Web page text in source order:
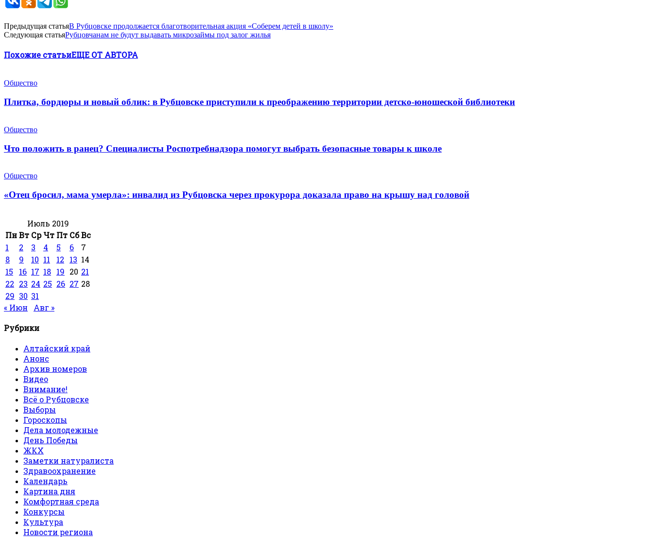
Предыдущая статьяВ Рубцовске продолжается благотворительная акция «Соберем детей в школу»
Следующая статьяРубцовчанам не будут выдавать микрозаймы под залог жилья
Похожие статьиЕЩЕ ОТ АВТОРА
Общество
Плитка, бордюры и новый облик: в Рубцовске приступили к преображению территории детско-юношеской библиотеки
Общество
Что положить в ранец? Специалисты Роспотребнадзора помогут выбрать безопасные товары к школе
Общество
«Отец бросил, мама умерла»: инвалид из Рубцовска через прокурора доказала право на крышу над головой
Июль 2019
ПнВт Ср Чт Пт СбВс
1
2 3 4 5 6
7
8
9 10 11 12 13 14
15
16 17 18 19 20 21
22 23 24 25 26 27 28
29 30 31
« Июн
Авг »
Рубрики
Алтайский край
Анонс
Архив номеров
Видео
Внимание!
Всё о Рубцовске
Выборы
Гороскопы
Дела молодежные
День Победы
ЖКХ
Заметки натуралиста
Здравоохранение
Календарь
Картина дня
Комфортная среда
Конкурсы
Культура
Новости региона